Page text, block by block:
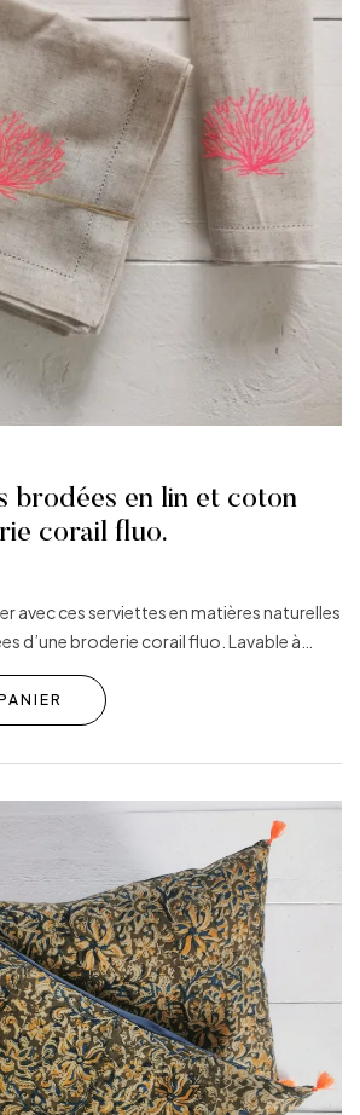
en lin et coton
corail fluo.
avec ces serviettes en matières naturelles
d’une broderie corail fluo. Lavable à…